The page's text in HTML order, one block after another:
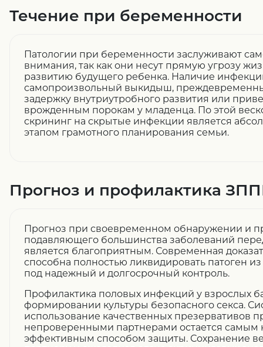
Течение при беременности
Патологии при беременности заслуживают
внимания, так как они несут прямую угрозу
развитию будущего ребенка. Наличие
самопроизвольный выкидыш,
задержку внутриутробного развития или
врожденным порокам у младенца. По этой
скрининг на скрытые инфекции является
этапом грамотного планирования семьи.
Прогноз и профилактика
Прогноз при своевременном обнаружении и
подавляющего большинства заболеваний
является благоприятным. Современная
способна полностью ликвидировать патоген
под надежный и долгосрочный контроль.
Профилактика половых инфекций у взрослых
формировании культуры безопасного секса.
использование качественных презервативов
непроверенными партнерами остается
эффективным способом защиты. Сохранение